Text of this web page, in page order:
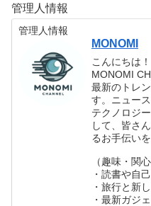
管理人情報
管理人情報
MONOMI
こんにちは！
MONOMI
最新のトレ
す。ニュー
テクノロジ
して、皆さ
るお手伝い
（趣味・関心
・読書や自
・旅行と新
・最新ガジ